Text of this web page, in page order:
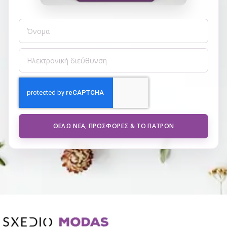
ΘΈΛΩ ΝΈΑ, ΠΡΟΣΦΟΡΈΣ & ΤΟ ΠΑΤΡΌΝ